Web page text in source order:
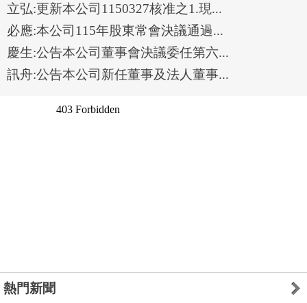
立弘:更新本公司1150327核准之1.現...
必應:本公司115年股東常會決議通過...
慶生:公告本公司董事會決議委任第六...
訊舟:公告本公司新任董事及法人董事...
熱門新聞